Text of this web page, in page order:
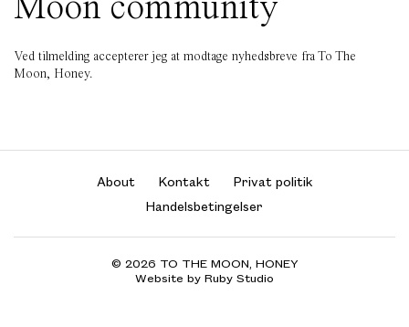
Ved tilmelding accepterer jeg at modtage nyhedsbreve fra To The
Moon, Honey.
About Kontakt
Privat politik
Handelsbetingelser
© 2026 TO THE MOON, HONEY
Website by Ruby Studio